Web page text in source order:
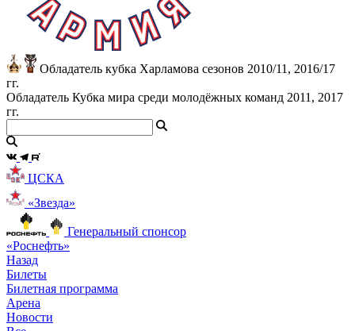
Обладатель кубка Харламова сезонов 2010/11, 2016/17
гг.
Обладатель Кубка мира среди молодёжных команд 2011, 2017
гг.
ЦСКА
«Звезда»
Генеральный спонсор
«Роснефть»
Назад
Билеты
Билетная программа
Арена
Новости